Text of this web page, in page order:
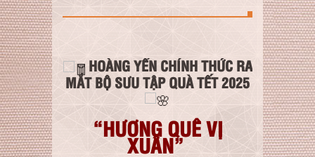
HOÀNG YẾN CHÍNH THỨC RA
MẮT BỘ SƯU TẬP QUÀ TẾT 2025
“HƯƠNG QUÊ VỊ
XUÂN”